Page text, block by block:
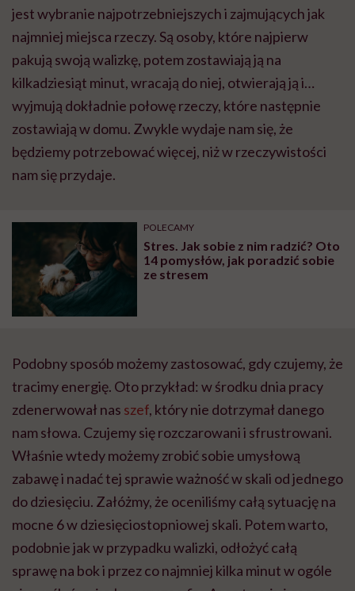
jest wybranie najpotrzebniejszych i zajmujących jak
najmniej miejsca rzeczy. Są osoby, które najpierw
pakują swoją walizkę, potem zostawiają ją na
kilkadziesiąt minut, wracają do niej, otwierają ją i…
wyjmują dokładnie połowę rzeczy, które następnie
zostawiają w domu. Zwykle wydaje nam się, że
będziemy potrzebować więcej, niż w rzeczywistości
nam się przydaje.
POLECAMY
Stres. Jak sobie z nim radzić? Oto
14 pomysłów, jak poradzić sobie
ze stresem
Podobny sposób możemy zastosować, gdy czujemy, że
tracimy energię. Oto przykład: w środku dnia pracy
zdenerwował nas szef, który nie dotrzymał danego
nam słowa. Czujemy się rozczarowani i sfrustrowani.
Właśnie wtedy możemy zrobić sobie umysłową
zabawę i nadać tej sprawie ważność w skali od jednego
do dziesięciu. Załóżmy, że oceniliśmy całą sytuację na
mocne 6 w dziesięciostopniowej skali. Potem warto,
podobnie jak w przypadku walizki, odłożyć całą
sprawę na bok i przez co najmniej kilka minut w ogóle